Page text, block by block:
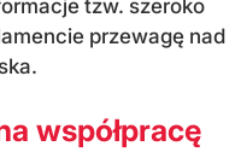
tzw. szeroko
przewagę nad
współpracę